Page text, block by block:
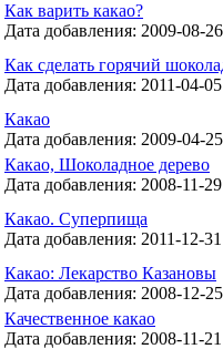
Как варить какао?
Дата добавления: 2009-08-
Как сделать горячий
Дата добавления: 2011-04-
Какао
Дата добавления: 2009-04-
Какао, Шоколадное дерево
Дата добавления: 2008-11-
Какао. Суперпища
Дата добавления: 2011-12-
Какао: Лекарство Казановы
Дата добавления: 2008-12-
Качественное какао
Дата добавления: 2008-11-